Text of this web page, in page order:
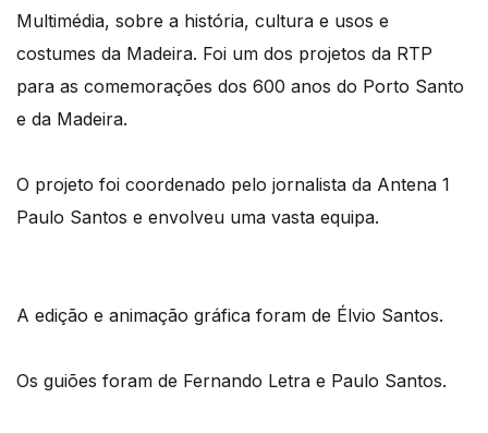
Multimédia, sobre a história, cultura e usos e
costumes da Madeira. Foi um dos projetos da RTP
para as comemorações dos 600 anos do Porto Santo
e da Madeira.
O projeto foi coordenado pelo jornalista da Antena 1
Paulo Santos e envolveu uma vasta equipa.
A edição e animação gráfica foram de Élvio Santos.
Os guiões foram de Fernando Letra e Paulo Santos.